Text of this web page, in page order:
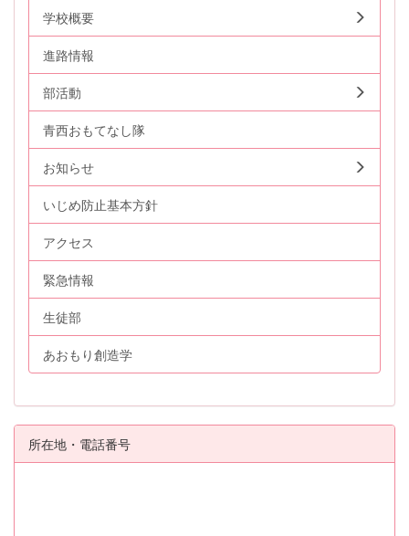
学校概要
進路情報
部活動
青西おもてなし隊
お知らせ
いじめ防止基本方針
アクセス
緊急情報
生徒部
あおもり創造学
所在地・電話番号